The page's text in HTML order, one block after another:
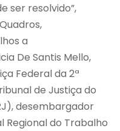
ser resolvido”,
a
De Santis Mello,
Federal da 2ª
de Justiça do
desembargador
Regional do Trabalho